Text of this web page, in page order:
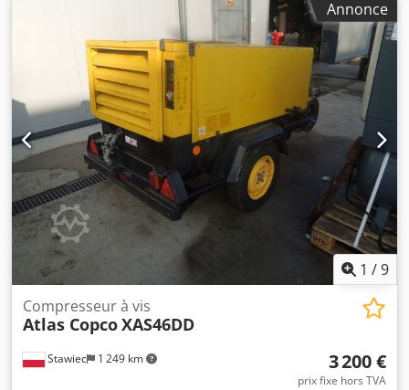
fabrication 2017, 1 154 heures de fonctionnement, débit
volumique de 3,5 m³, puissance de secours 12,5 kVA,
raccordements : 1 x 230 volts, 2 x 400 volts, n° de série
YA3064303H0461812, essieu tordu, compresseur
fonctionnel par ailleurs, ABE/homologation disponible.
Cedpfx Abjy Aktaousha
Annonce
1 /9
Stawiec 1 249 km
Compresseur à vis
Atlas CopcoXAS46DD
3 200 €
prix fixe hors TVA